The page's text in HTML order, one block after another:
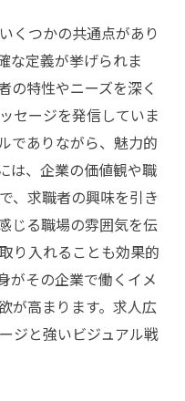
の作成
示
ント
夫
工夫で高反響を実現
活用
ーリーテリング
使用
くつかの共通点があり
な定義が挙げられま
の特性やニーズを深く
セージを発信していま
でありながら、魅力的
は、企業の価値観や職
、求職者の興味を引き
じる職場の雰囲気を伝
り入れることも効果的
がその企業で働くイメ
が高まります。求人広
ジと強いビジュアル戦